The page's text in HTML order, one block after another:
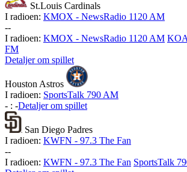
St.Louis Cardinals
I radioen: KMOX - NewsRadio 1120 AM
--
I radioen: KMOX - NewsRadio 1120 AM
FM
Detaljer om spillet
Houston Astros
I radioen: SportsTalk 790 AM
- : -Detaljer om spillet
San Diego Padres
I radioen: KWFN - 97.3 The Fan
--
I radioen: KWFN - 97.3 The Fan SportsTalk